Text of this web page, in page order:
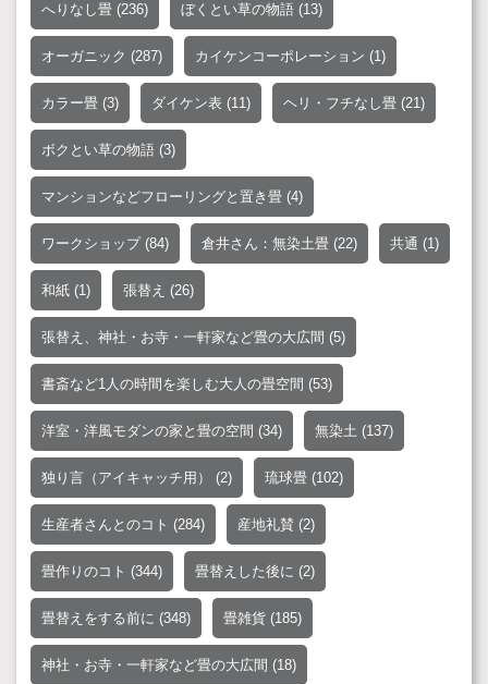
へりなし畳 (236) ぼくとい草の物語 (13)
オーガニック (287) カイケンコーポレーション (1)
カラー畳 (3) ダイケン表 (11) ヘリ・フチなし畳 (21)
ボクとい草の物語 (3)
マンションなどフローリングと置き畳 (4)
ワークショップ(84) 倉井さん：無染土畳 (22) 共通 (1)
和紙 (1) 張替え (26)
張替え、神社・お寺・一軒家など畳の大広間 (5)
書斎など1人の時間を楽しむ大人の畳空間 (53)
洋室・洋風モダンの家と畳の空間 (34) 無染土 (137)
独り言（アイキャッチ用） (2) 琉球畳 (102)
生産者さんとのコト (284) 産地礼賛 (2)
畳作りのコト (344) 畳替えした後に (2)
畳替えをする前に (348) 畳雑貨 (185)
神社・お寺・一軒家など畳の大広間 (18)